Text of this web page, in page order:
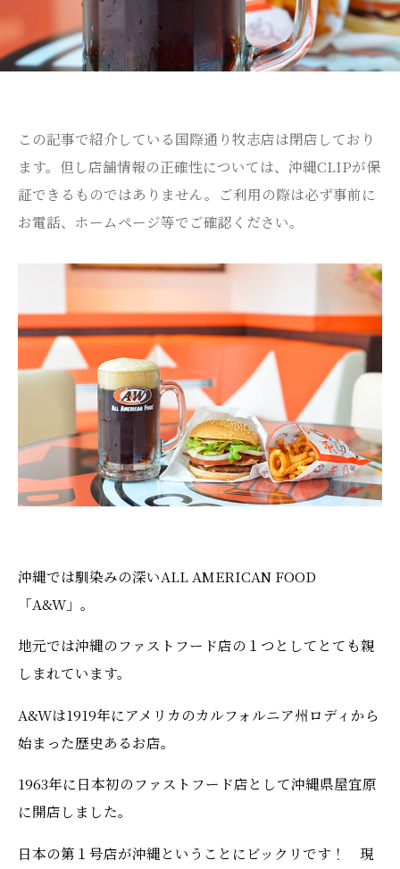
この記事で紹介している国際通り牧志店は閉店しており
ます。但し店舗情報の正確性については、沖縄CLIPが保
証できるものではありません。ご利用の際は必ず事前に
お電話、ホームページ等でご確認ください。
沖縄では馴染みの深いALL AMERICAN FOOD
「A&W」。
地元では沖縄のファストフード店の１つとしてとても親
しまれています。
A&Wは1919年にアメリカのカルフォルニア州ロディから
始まった歴史あるお店。
1963年に日本初のファストフード店として沖縄県屋宜原
に開店しました。
日本の第１号店が沖縄ということにビックリです！ 現